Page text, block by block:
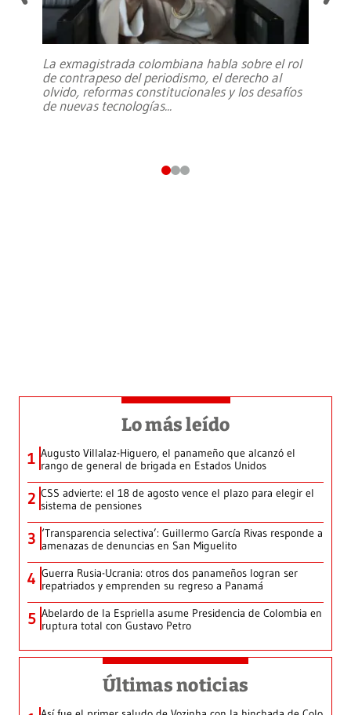
La exmagistrada colombiana habla sobre el rol
de contrapeso del periodismo, el derecho al
olvido, reformas constitucionales y los desafíos
de nuevas tecnologías...
Lo más leído
1 Augusto Villalaz-Higuero, el panameño que alcanzó el
rango de general de brigada en Estados Unidos
2 CSS advierte: el 18 de agosto vence el plazo para elegir el
sistema de pensiones
3 ‘Transparencia selectiva’: Guillermo García Rivas responde a
amenazas de denuncias en San Miguelito
4 Guerra Rusia-Ucrania: otros dos panameños logran ser
repatriados y emprenden su regreso a Panamá
5 Abelardo de la Espriella asume Presidencia de Colombia en
ruptura total con Gustavo Petro
Últimas noticias